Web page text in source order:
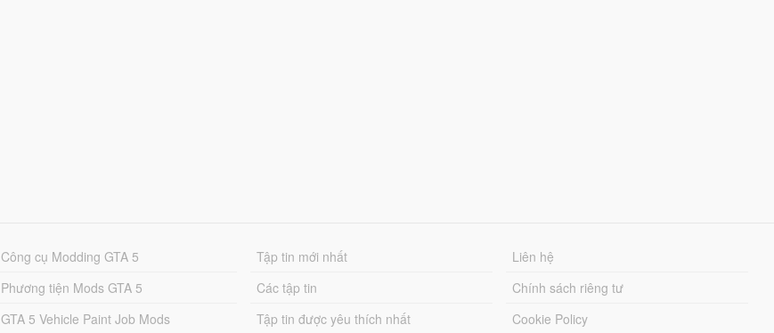
Công cụ Modding GTA 5
Phương tiện Mods GTA 5
GTA 5 Vehicle Paint Job Mods
Tập tin mới nhất
Các tập tin
Tập tin được yêu thích nhất
Liên hệ
Chính sách riêng tư
Cookie Policy